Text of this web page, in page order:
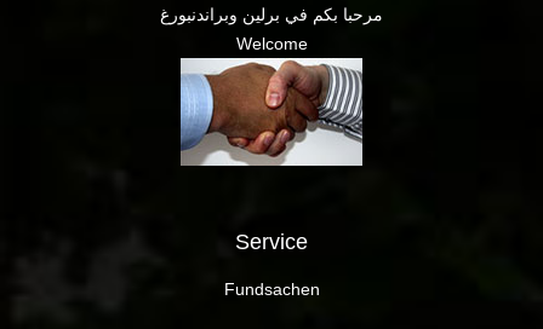
مرحبا بكم في برلين وبراندنبورغ
Welcome
Service
Fundsachen